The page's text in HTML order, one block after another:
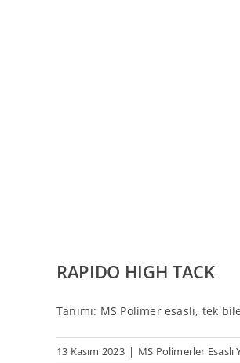
RAPIDO HIGH TACK
Tanımı: MS Polimer esaslı, tek
13 Kasım 2023 | MS Polimerler Esaslı